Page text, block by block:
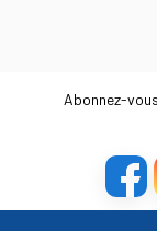
Abonnez-